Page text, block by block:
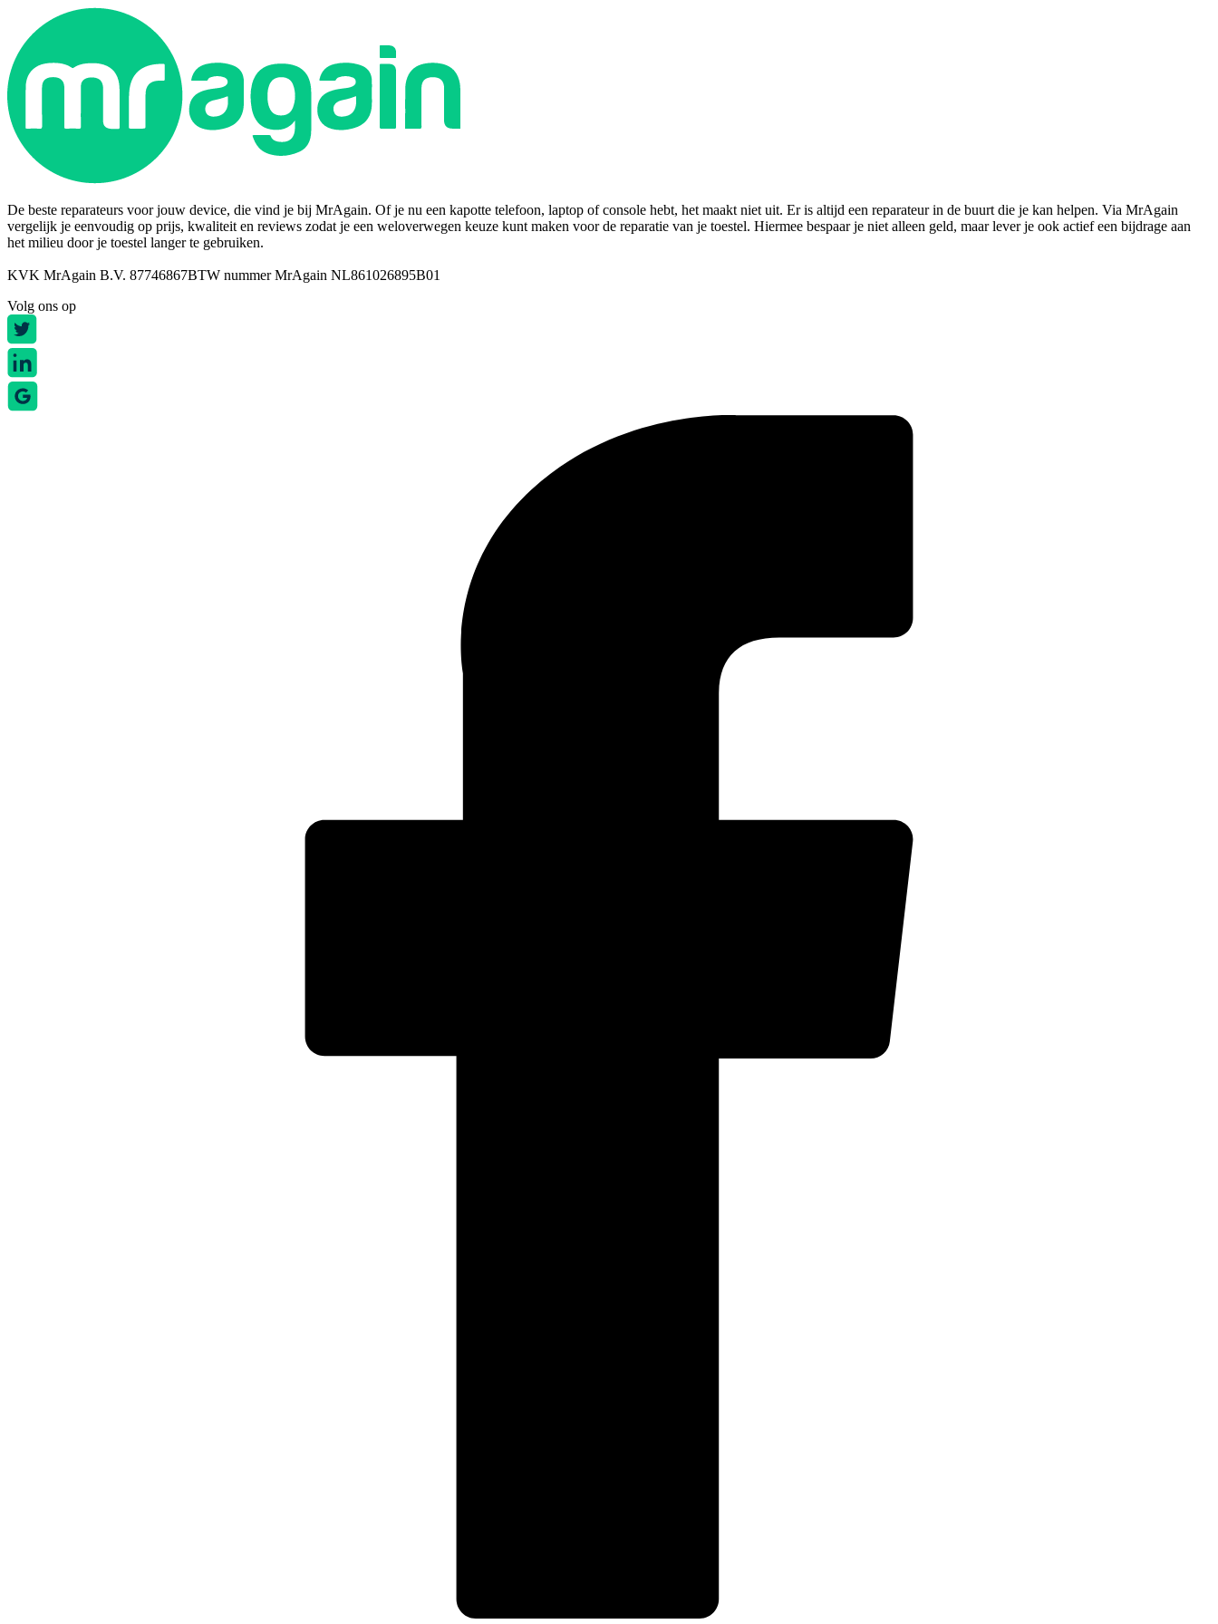
De beste reparateurs voor jouw device, die vind je bij MrAgain. Of je nu een kapotte telefoon, laptop of console hebt, het maakt niet uit. Er is altijd een reparateur in de buurt die je kan helpen. Via MrAgain
vergelijk je eenvoudig op prijs, kwaliteit en reviews zodat je een weloverwegen keuze kunt maken voor de reparatie van je toestel. Hiermee bespaar je niet alleen geld, maar lever je ook actief een bijdrage aan
het milieu door je toestel langer te gebruiken.
KVK MrAgain B.V. 87746867BTW nummer MrAgain NL861026895B01
Volg ons op